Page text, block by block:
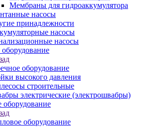
Мембраны для гидроаккумулятора
насосы
принадлежности
насосы
насосы
оборудование
высокого давления
строительные
электрические (электрошвабры)
оборудование
оборудование